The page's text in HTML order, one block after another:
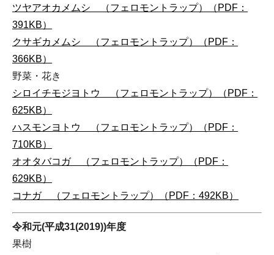
ツヤアオカメムシ （フェロモントラップ）（PDF：
391KB）
クサギカメムシ （フェロモントラップ）（PDF：
366KB）
野菜・花き
シロイチモジヨトウ （フェロモントラップ）（PDF：
625KB）
ハスモンヨトウ （フェロモントラップ）（PDF：
710KB）
オオタバコガ （フェロモントラップ）（PDF：
629KB）
コナガ （フェロモントラップ）（PDF：492KB）
令和元(平成31(2019))年度
果樹